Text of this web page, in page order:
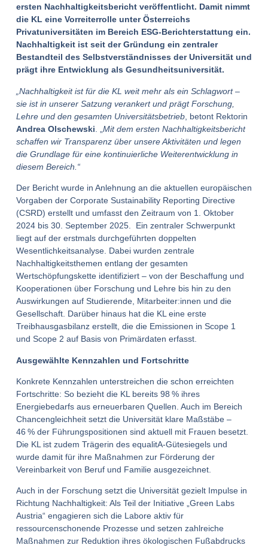
ersten Nachhaltigkeitsbericht veröffentlicht. Damit nimmt
die KL eine Vorreiterrolle unter Österreichs
Privatuniversitäten im Bereich ESG-Berichterstattung ein.
Nachhaltigkeit ist seit der Gründung ein zentraler
Bestandteil des Selbstverständnisses der Universität und
prägt ihre Entwicklung als Gesundheitsuniversität.
„Nachhaltigkeit ist für die KL weit mehr als ein Schlagwort –
sie ist in unserer Satzung verankert und prägt Forschung,
Lehre und den gesamten Universitätsbetrieb, betont Rektorin
Andrea Olschewski
Mit dem ersten Nachhaltigkeitsbericht
schaffen wir Transparenz über unsere Aktivitäten und legen
die Grundlage für eine kontinuierliche Weiterentwicklung in
diesem Bereich.“
Der Bericht wurde in Anlehnung an die aktuellen europäischen
Vorgaben der Corporate Sustainability Reporting Directive
(CSRD) erstellt und umfasst den Zeitraum von 1. Oktober
2024 bis 30. September 2025. Ein zentraler Schwerpunkt
liegt auf der erstmals durchgeführten doppelten
Wesentlichkeitsanalyse. Dabei wurden zentrale
Nachhaltigkeitsthemen entlang der gesamten
Wertschöpfungskette identifiziert – von der Beschaffung und
Kooperationen über Forschung und Lehre bis hin zu den
Auswirkungen auf Studierende, Mitarbeiter:innen und die
Gesellschaft. Darüber hinaus hat die KL eine erste
Treibhausgasbilanz erstellt, die die Emissionen in Scope 1
und Scope 2 auf Basis von Primärdaten erfasst.
Ausgewählte Kennzahlen und Fortschritte
Konkrete Kennzahlen unterstreichen die schon erreichten
Fortschritte: So bezieht die KL bereits 98 % ihres
Energiebedarfs aus erneuerbaren Quellen. Auch im Bereich
Chancengleichheit setzt die Universität klare Maßstäbe –
46 % der Führungspositionen sind aktuell mit Frauen besetzt.
Die KL ist zudem Trägerin des equalitA-Gütesiegels und
wurde damit für ihre Maßnahmen zur Förderung der
Vereinbarkeit von Beruf und Familie ausgezeichnet.
Auch in der Forschung setzt die Universität gezielt Impulse in
Richtung Nachhaltigkeit: Als Teil der Initiative „Green Labs
Austria“ engagieren sich die Labore aktiv für
ressourcenschonende Prozesse und setzen zahlreiche
Maßnahmen zur Reduktion ihres ökologischen Fußabdrucks